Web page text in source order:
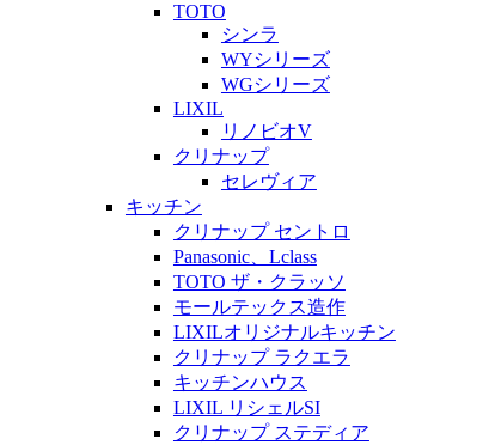
TOTO
シンラ
WYシリーズ
WGシリーズ
LIXIL
リノビオV
クリナップ
セレヴィア
キッチン
クリナップ セントロ
Panasonic、Lclass
TOTO ザ・クラッソ
モールテックス造作
LIXILオリジナルキッチン
クリナップ ラクエラ
キッチンハウス
LIXIL リシェルSI
クリナップ ステディア